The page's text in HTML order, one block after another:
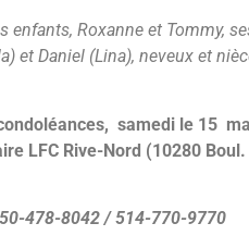
enfants, Roxanne et Tommy,
et Daniel (Lina), neveux et
samedi le 15
LFC Rive-Nord (10280
478-8042 / 514-770-9770